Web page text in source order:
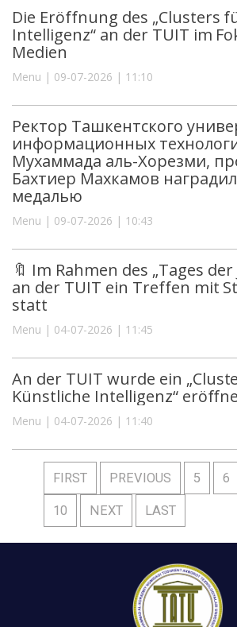
Die Eröffnung des „Clusters
Intelligenz“ an der TUIT im
Medien
Menu | 09-07-2026 | 11:10
Ректор Ташкентского
информационных
Мухаммада аль-Хорезми,
Бахтиер Махкамов
медалью
Menu | 09-07-2026 | 10:43
🔖 Im Rahmen des „Tages
an der TUIT ein Treffen mit
statt
Menu | 04-07-2026 | 11:45
An der TUIT wurde ein
Künstliche Intelligenz“
Menu | 04-07-2026 | 11:40
FIRST PREVIOUS 5 6
10 NEXT LAST